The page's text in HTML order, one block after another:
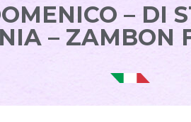
– DI
– ZAMBON